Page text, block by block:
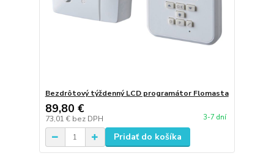
Bezdrôtový týždenný LCD programátor Flomasta
89,80 €
73,01 € bez DPH 3-7 dní
Pridať do košíka